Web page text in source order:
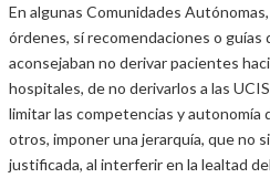
En algunas Comunidades
órdenes, sí recomendaciones o guías
aconsejaban no derivar pacientes
hospitales, de no derivarlos a las
limitar las competencias y autonomía
otros, imponer una jerarquía, que no
justificada, al interferir en la lealtad